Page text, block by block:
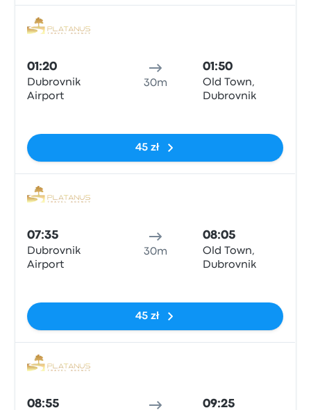
01:20
Dubrovnik
Airport
30m
01:50
Old Town,
Dubrovnik
45 zł
07:35
Dubrovnik
Airport
30m
08:05
Old Town,
Dubrovnik
45 zł
08:55 09:25